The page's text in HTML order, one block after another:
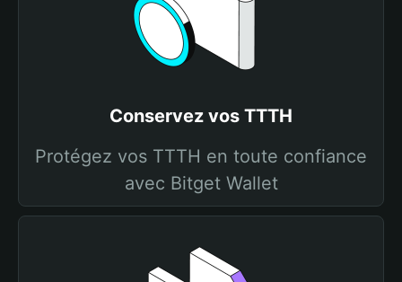
Conservez vos TTTH
Protégez vos TTTH en toute confiance
avec Bitget Wallet